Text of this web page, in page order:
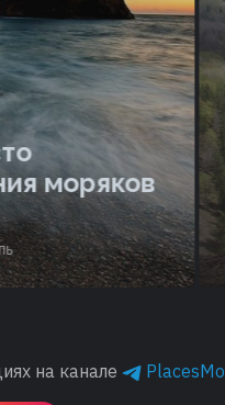
моряков
на канале